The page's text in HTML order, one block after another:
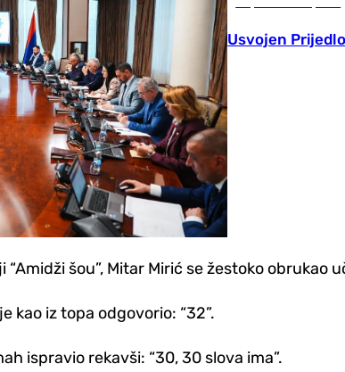
Usvojen
“Amidži šou”, Mitar Mirić se žestoko
kao iz topa odgovorio: “32”.
ispravio rekavši: “30, 30 slova ima”.